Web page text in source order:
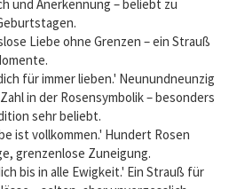
und Anerkennung – beliebt zu
Liebe ohne Grenzen – ein Strauß
für immer lieben.' Neunundneunzig
in der Rosensymbolik – besonders
sehr beliebt.
ist vollkommen.' Hundert Rosen
grenzenlose Zuneigung.
bis in alle Ewigkeit.' Ein Strauß für